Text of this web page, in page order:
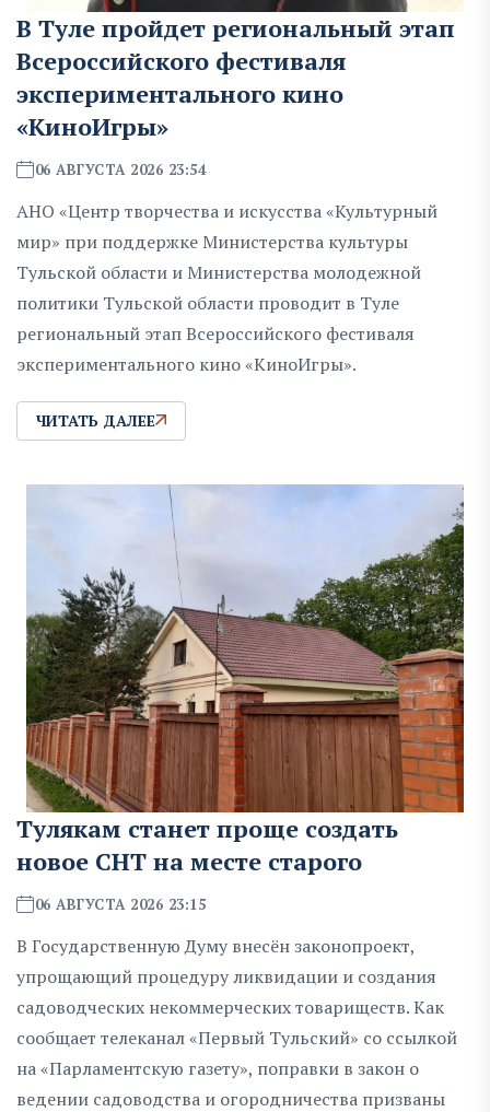
В Туле пройдет региональный этап
Всероссийского фестиваля
экспериментального кино
«КиноИгры»
06 АВГУСТА 2026 23:54
АНО «Центр творчества и искусства «Культурный
мир» при поддержке Министерства культуры
Тульской области и Министерства молодежной
политики Тульской области проводит в Туле
региональный этап Всероссийского фестиваля
экспериментального кино «КиноИгры».
ЧИТАТЬ ДАЛЕЕ
Тулякам станет проще создать
новое СНТ на месте старого
06 АВГУСТА 2026 23:15
В Государственную Думу внесён законопроект,
упрощающий процедуру ликвидации и создания
садоводческих некоммерческих товариществ. Как
сообщает телеканал «Первый Тульский» со ссылкой
на «Парламентскую газету», поправки в закон о
ведении садоводства и огородничества призваны